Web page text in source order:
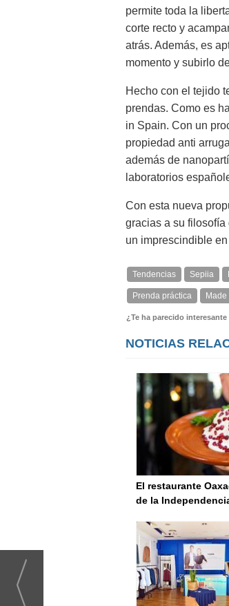
permite toda la
corte recto y
atrás. Además, es
momento y subirlo
Hecho con el tejido
prendas. Como es
in Spain. Con un
propiedad anti
además de
laboratorios
Con esta nueva
gracias a su
un imprescindible
Tendencias Sepiia
Prenda práctica
¿Te ha parecido
NOTICIAS
El restaurante
de la